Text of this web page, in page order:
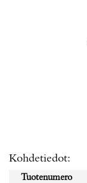
Kohdetiedot:
Tuotenumero